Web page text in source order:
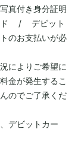
真付き身分証明
ド / デビット
のお支払いが必
によりご希望に
金が発生するこ
のでご了承くだ
デビットカー